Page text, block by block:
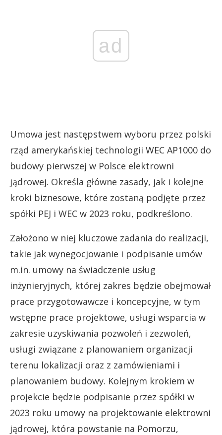
ad
Umowa jest następstwem wyboru przez polski
rząd amerykańskiej technologii WEC AP1000 do
budowy pierwszej w Polsce elektrowni
jądrowej. Określa główne zasady, jak i kolejne
kroki biznesowe, które zostaną podjęte przez
spółki PEJ i WEC w 2023 roku, podkreślono.
Założono w niej kluczowe zadania do realizacji,
takie jak wynegocjowanie i podpisanie umów
m.in. umowy na świadczenie usług
inżynieryjnych, której zakres będzie obejmował
prace przygotowawcze i koncepcyjne, w tym
wstępne prace projektowe, usługi wsparcia w
zakresie uzyskiwania pozwoleń i zezwoleń,
usługi związane z planowaniem organizacji
terenu lokalizacji oraz z zamówieniami i
planowaniem budowy. Kolejnym krokiem w
projekcie będzie podpisanie przez spółki w
2023 roku umowy na projektowanie elektrowni
jądrowej, która powstanie na Pomorzu,